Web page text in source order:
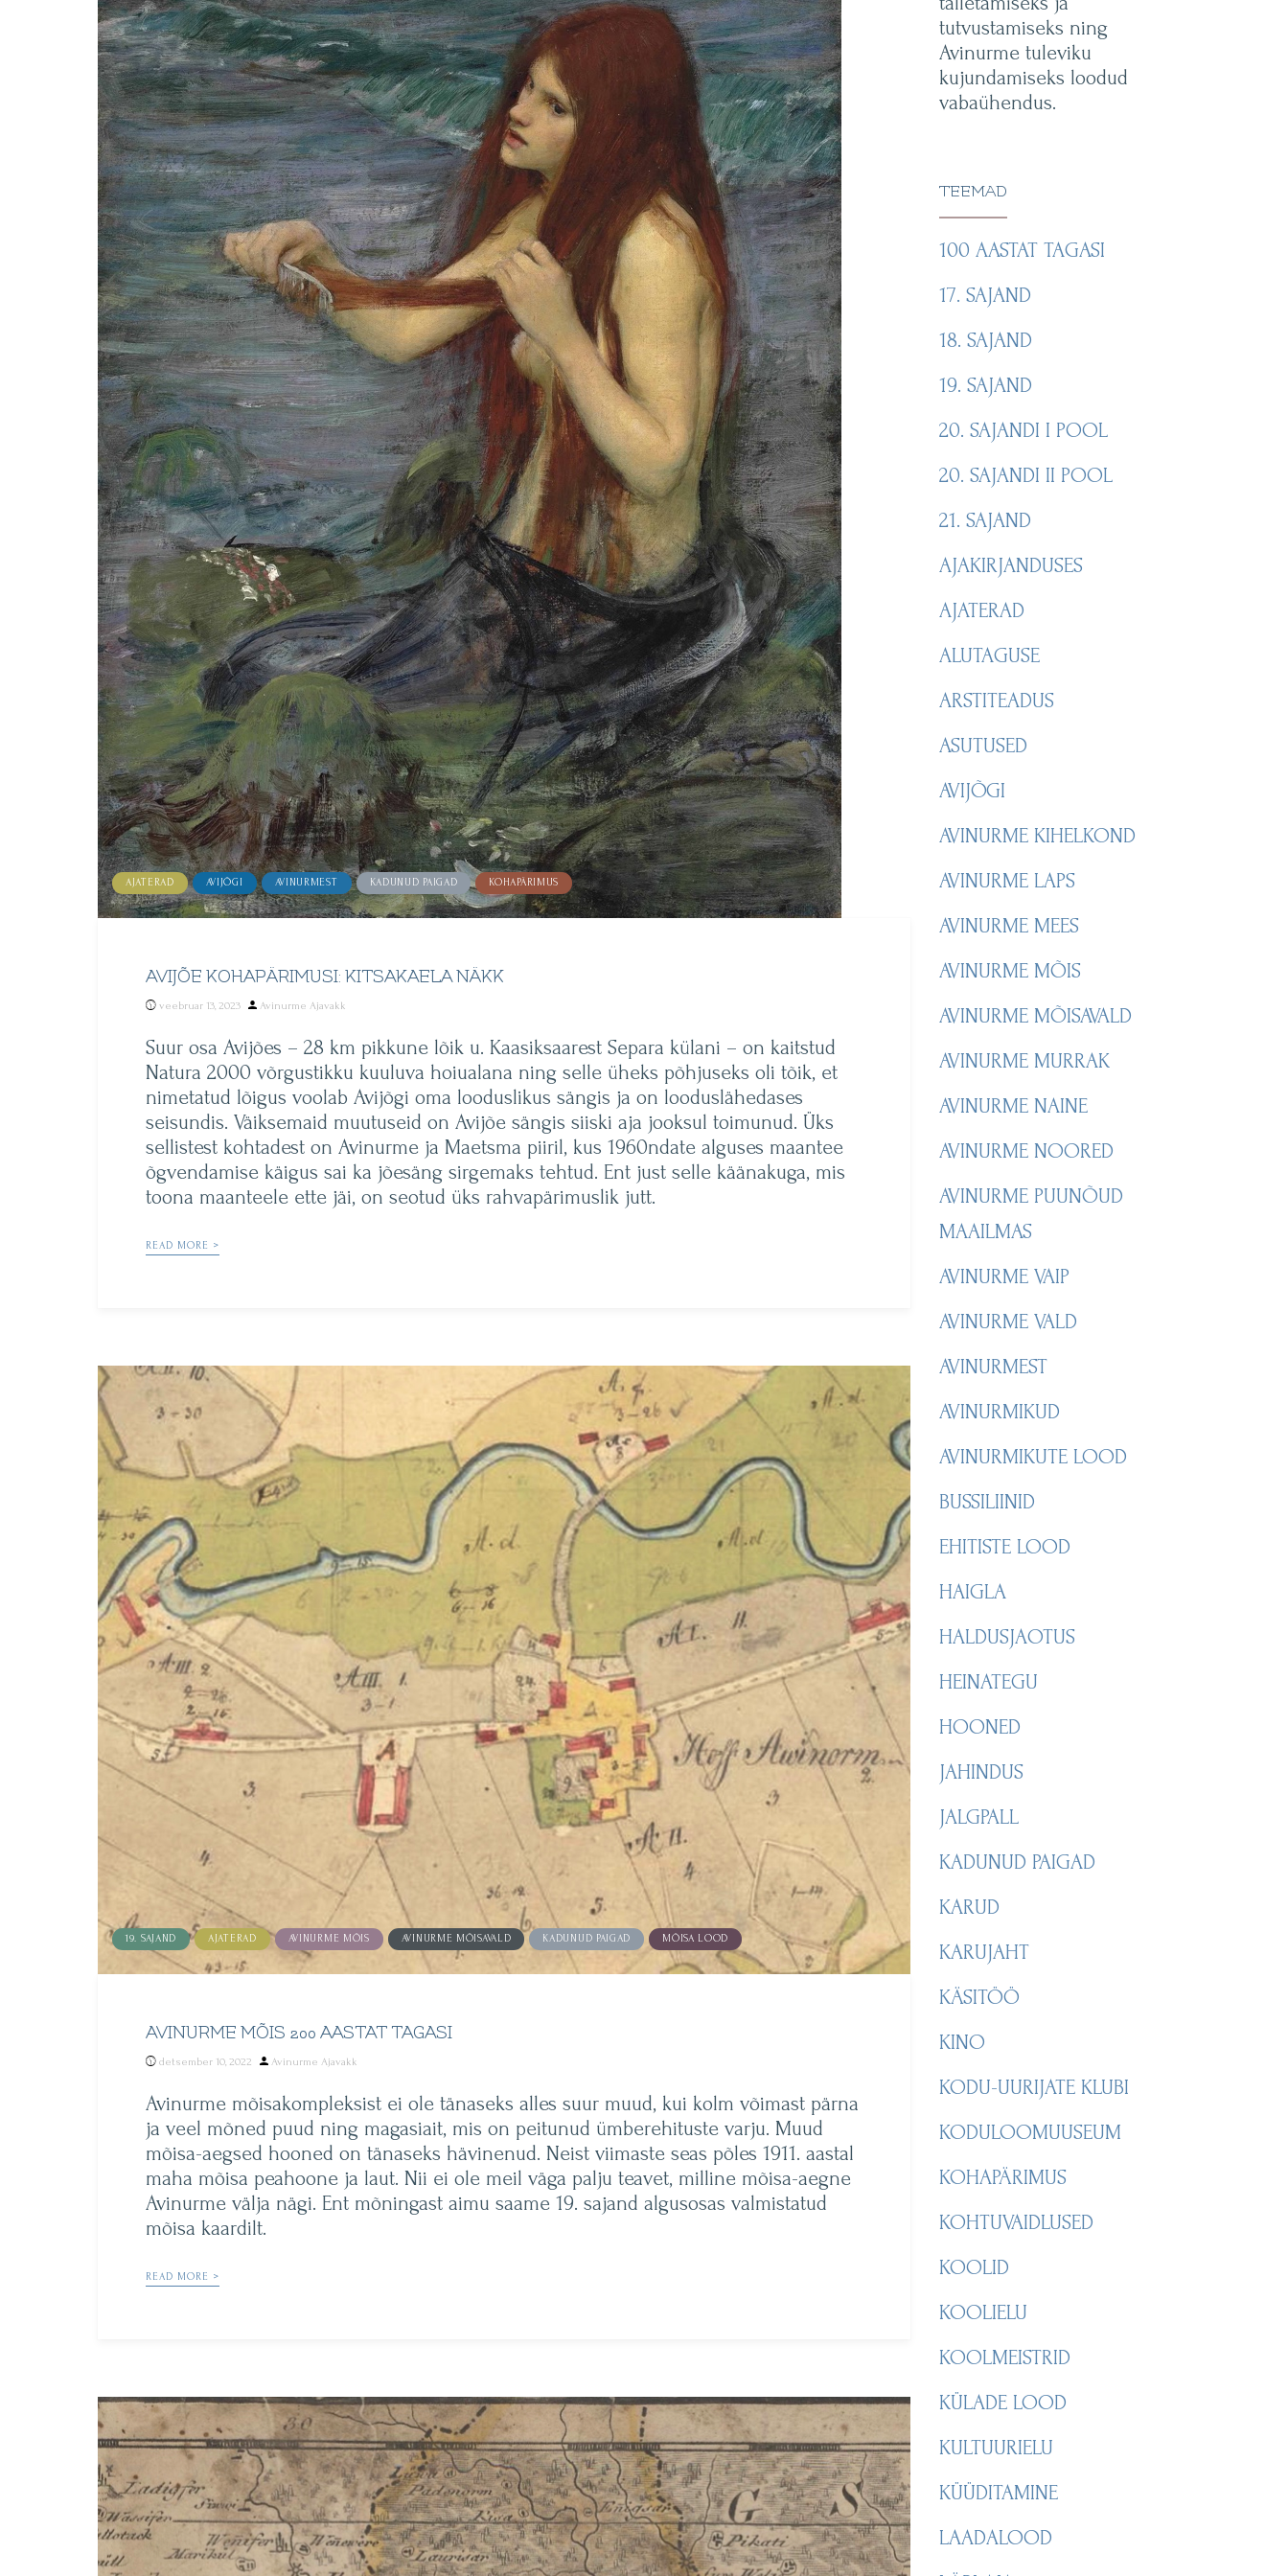
AJATERAD AVIJÕGI AVINURMEST KADUNUD PAIGAD KOHAPÄRIMUS
AVIJÕE KOHAPÄRIMUSI: KITSAKAELA NÄKK
veebruar 13, 2023
Posted
Avinurme Ajavakk
Suur osa Avijões – 28 km pikkune lõik u. Kaasiksaarest Separa külani – on kaitstud
Natura 2000 võrgustikku kuuluva hoiualana ning selle üheks põhjuseks oli tõik, et
nimetatud lõigus voolab Avijõgi oma looduslikus sängis ja on looduslähedases
seisundis. Väiksemaid muutuseid on Avijõe sängis siiski aja jooksul toimunud. Üks
sellistest kohtadest on Avinurme ja Maetsma piiril, kus 1960ndate alguses maantee
õgvendamise käigus sai ka jõesäng sirgemaks tehtud. Ent just selle käänakuga, mis
toona maanteele ette jäi, on seotud üks rahvapärimuslik jutt.
READ MORE >
19. SAJAND AJATERAD AVINURME MÕIS AVINURME MÕISAVALD KADUNUD PAIGAD MÕISA LOOD
AVINURME MÕIS 200 AASTAT TAGASI
detsember 10, 2022
Posted
Avinurme Ajavakk
Avinurme mõisakompleksist ei ole tänaseks alles suur muud, kui kolm võimast pärna
ja veel mõned puud ning magasiait, mis on peitunud ümberehituste varju. Muud
mõisa-aegsed hooned on tänaseks hävinenud. Neist viimaste seas põles 1911. aastal
maha mõisa peahoone ja laut. Nii ei ole meil väga palju teavet, milline mõisa-aegne
Avinurme välja nägi. Ent mõningast aimu saame 19. sajand algusosas valmistatud
mõisa kaardilt.
READ MORE >
tutvustamiseks ning
Avinurme tuleviku
kujundamiseks loodud
vabaühendus.
TEEMAD
100 AASTAT TAGASI
17. SAJAND
18. SAJAND
19. SAJAND
20. SAJANDI I POOL
20. SAJANDI II POOL
21. SAJAND
AJAKIRJANDUSES
AJATERAD
ALUTAGUSE
ARSTITEADUS
ASUTUSED
AVIJÕGI
AVINURME KIHELKOND
AVINURME LAPS
AVINURME MEES
AVINURME MÕIS
AVINURME MÕISAVALD
AVINURME MURRAK
AVINURME NAINE
AVINURME NOORED
AVINURME PUUNÕUD
MAAILMAS
AVINURME VAIP
AVINURME VALD
AVINURMEST
AVINURMIKUD
AVINURMIKUTE LOOD
BUSSILIINID
EHITISTE LOOD
HAIGLA
HALDUSJAOTUS
HEINATEGU
HOONED
JAHINDUS
JALGPALL
KADUNUD PAIGAD
KARUD
KARUJAHT
KÄSITÖÖ
KINO
KODU-UURIJATE KLUBI
KODULOOMUUSEUM
KOHAPÄRIMUS
KOHTUVAIDLUSED
KOOLID
KOOLIELU
KOOLMEISTRID
KÜLADE LOOD
KULTUURIELU
KÜÜDITAMINE
LAADALOOD